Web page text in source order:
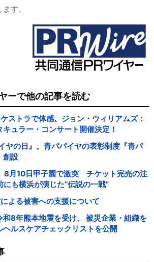
す。
ーで他の記事を読む
ストラで体感。ジョン・ウィリアムズ：
ュラー・コンサート開催決定！
ヤの日』。青パパイヤの表彰制度『青パ
創設
8月10日甲子園で激突 チケット完売の注
も横浜が演じた“伝説の一戦”
よる被害への支援について
和8年熊本地震を受け、 被災企業・組織を
ヘルスケアチェックリストを公開